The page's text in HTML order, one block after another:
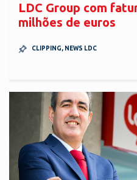
LDC Group com
milhões de euros
CLIPPING, NEWS LDC